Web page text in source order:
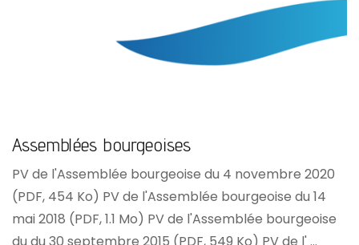
Assemblées bourgeoises
PV de l'Assemblée bourgeoise du 4 novembre 2020
(PDF, 454 Ko) PV de l'Assemblée bourgeoise du 14
mai 2018 (PDF, 1.1 Mo) PV de l'Assemblée bourgeoise
du du 30 septembre 2015 (PDF, 549 Ko) PV de l' ...